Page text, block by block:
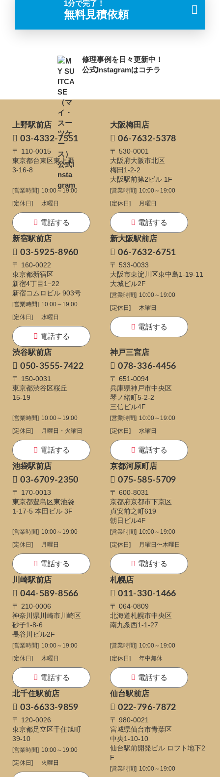
1分で完了！
無料見積依頼
修理事例を日々更新中！
公式Instagramはコチラ
上野駅前店
03-4332-7551
〒 110-0015
東京都台東区東上野
3-16-8
[営業時間] 10:00～19:00
[定休日]
水曜日
電話する
大阪梅田店
06-7632-5378
〒 530-0001
大阪府大阪市北区
梅田1-2-2
大阪駅前第2ビル 1F
[営業時間] 10:00～19:00
[定休日]
月曜日
電話する
新宿駅前店
03-5925-8960
〒 160-0022
東京都新宿区
新宿4丁目1−22
新宿コムロビル 903号
[営業時間] 10:00～19:00
[定休日]
水曜日
電話する
新大阪駅前店
06-7632-6751
〒 533-0033
大阪市東淀川区東中島1-19-11
大城ビル2F
[営業時間] 10:00～19:00
[定休日]
木曜日
電話する
渋谷駅前店
050-3555-7422
〒 150-0031
東京都渋谷区桜丘
15-19
[営業時間] 10:00～19:00
[定休日]
月曜日・火曜日
電話する
神戸三宮店
078-336-4456
〒 651-0094
兵庫県神戸市中央区
琴ノ緒町5-2-2
三信ビル4F
[営業時間] 10:00～19:00
[定休日]
水曜日
電話する
池袋駅前店
03-6709-2350
〒 170-0013
東京都豊島区東池袋
1-17-5 本田ビル 3F
[営業時間] 10:00～19:00
[定休日]
月曜日
電話する
京都河原町店
075-585-5709
〒 600-8031
京都府京都市下京区
貞安前之町619
朝日ビル4F
[営業時間] 10:00～19:00
[定休日]
月曜日〜木曜日
電話する
川崎駅前店
044-589-8566
〒 210-0006
神奈川県川崎市川崎区
砂子1-8-6
長谷川ビル2F
[営業時間] 10:00～19:00
[定休日]
木曜日
電話する
札幌店
011-330-1466
〒 064-0809
北海道札幌市中央区
南九条西1-1-27
[営業時間] 10:00～19:00
[定休日]
年中無休
電話する
北千住駅前店
03-6633-9859
〒 120-0026
東京都足立区千住旭町
39-10
[営業時間] 10:00～19:00
[定休日]
火曜日
仙台駅前店
022-796-7872
〒 980-0021
宮城県仙台市青葉区
中央1-10-10
仙台駅前開発ビル ロフト地下2
F
[営業時間] 10:00～19:00